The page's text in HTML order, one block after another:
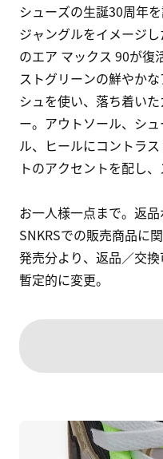
シューズの生誕30周年
ジャングルをイメージ
のエア マックス 90が復
ストグリーンの鮮やか
シュを使い、落ち着い
ー。アウトソール、シ
ル、ヒールにコントラ
トのアクセントを配し
お一人様一点まで。返
SNKRSでの販売商品に
発売分より、返品／交
暫定的に変更。